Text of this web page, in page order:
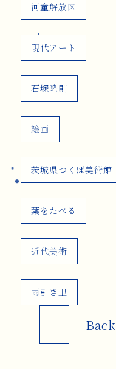
河童解放区
現代アート
石塚隆則
絵画
茨城県つくば美術館
葉をたべる
近代美術
雨引き里
Back